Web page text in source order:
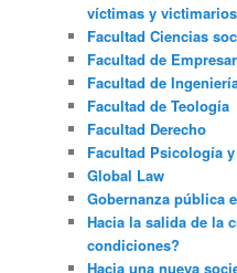
víctimas y victimarios
Facultad Ciencias
Facultad de
Facultad de
Facultad de Teología
Facultad Derecho
Facultad Psicología
Global Law
Gobernanza pública
Hacia la salida de la
condiciones?
Hacia una nueva